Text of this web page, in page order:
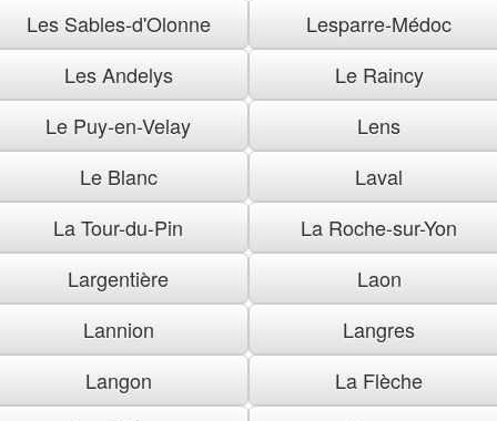
Les Sables-d'Olonne
Lesparre-Médoc
Les Andelys
Le Raincy
Le Puy-en-Velay
Lens
Le Blanc
Laval
La Tour-du-Pin
La Roche-sur-Yon
Largentière
Laon
Lannion
Langres
Langon
La Flèche